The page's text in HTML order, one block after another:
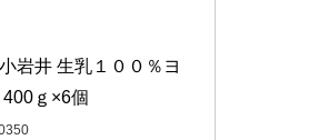
小岩井 生乳１００％ヨ
ｇ×6個